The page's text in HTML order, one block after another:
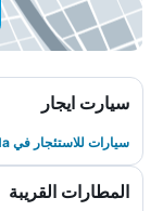
سيارت ايجار
سيارات للاستئجار في Agonda
المطارات القريبة